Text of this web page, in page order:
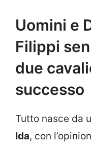
Uomini e
Filippi
due
successo
Tutto nasce da
Ida, con